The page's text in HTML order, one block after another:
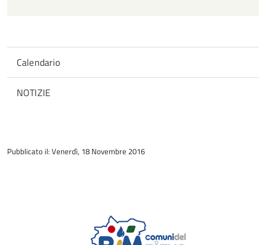
Calendario
NOTIZIE
del
Pubblicato il: Venerdì, 18 Novembre 2016